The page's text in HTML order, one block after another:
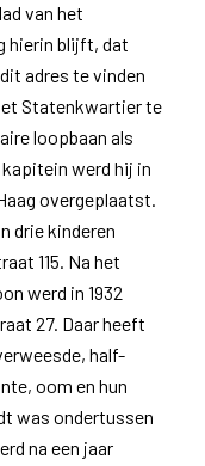
van het
hierin blijft, dat
adres te vinden
Statenkwartier te
loopbaan als
kapitein werd hij in
overgeplaatst.
drie kinderen
115. Na het
werd in 1932
27. Daar heeft
half-
oom en hun
was ondertussen
na een jaar